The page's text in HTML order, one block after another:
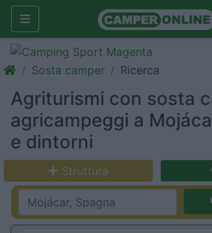
Sosta camper Ricerca
Agriturismi con sosta
agricampeggi a
e dintorni
Struttura